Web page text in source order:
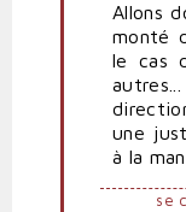
Le
"recruteur"
du
FN
pris
en
flagrant
Allons
monté
le cas
une
à la
se